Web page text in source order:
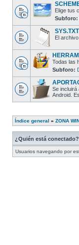
Elige tus
Subforo:
SYS.TXT
El
Todas las
Subforo:
Se incluirá
Android.
Índice general » ZONA
¿Quién está conectado?
Usuarios navegando por